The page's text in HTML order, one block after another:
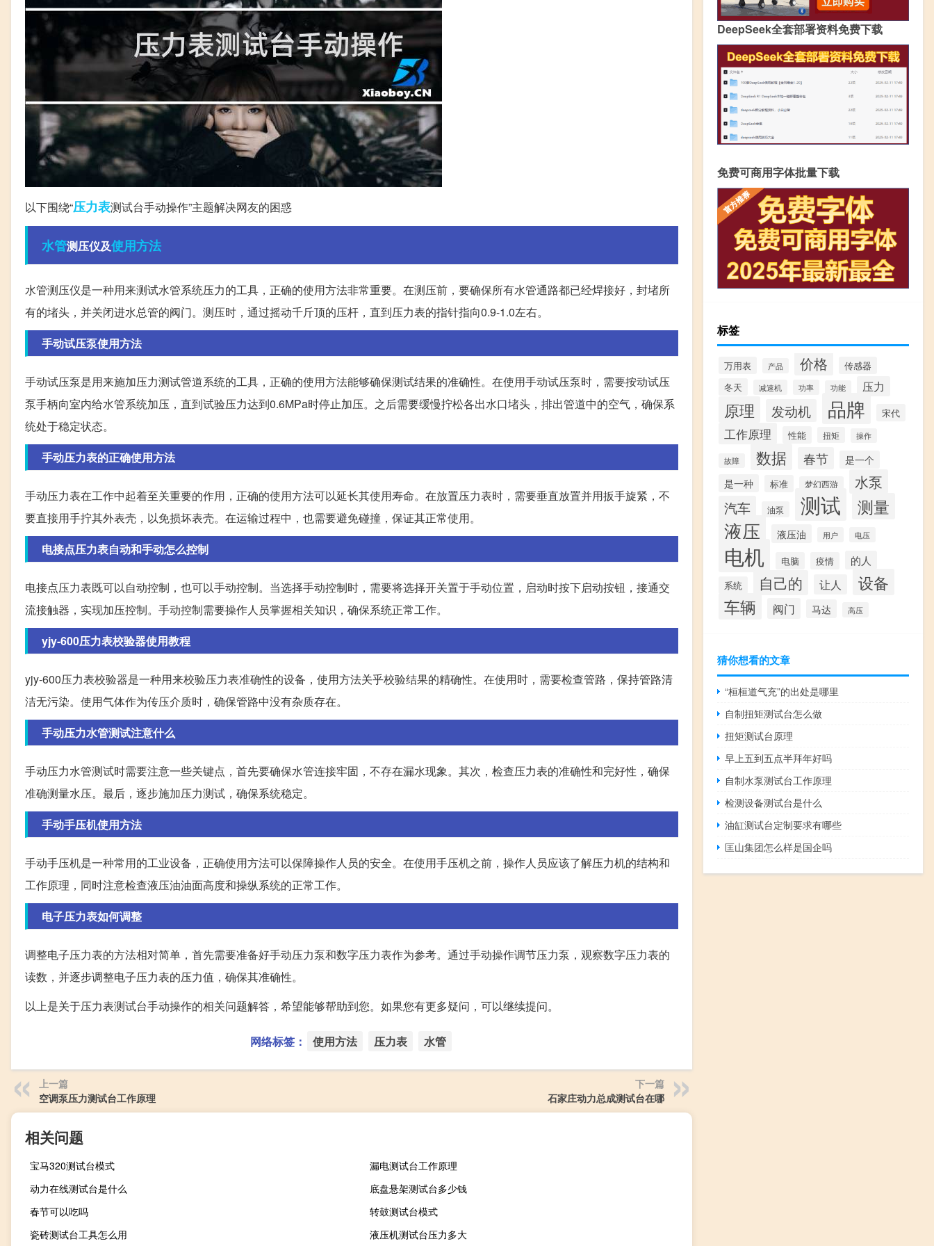
以下围绕“压力表测试台手动操作”主题解决网友的困惑
水管测压仪及使用方法
水管测压仪是一种用来测试水管系统压力的工具，正确的使用方法非常重要。在测压前，要确保所有水管通路都已经焊接好，封堵所
有的堵头，并关闭进水总管的阀门。测压时，通过摇动千斤顶的压杆，直到压力表的指针指向0.9-1.0左右。
手动试压泵使用方法
手动试压泵是用来施加压力测试管道系统的工具，正确的使用方法能够确保测试结果的准确性。在使用手动试压泵时，需要按动试压
泵手柄向室内给水管系统加压，直到试验压力达到0.6MPa时停止加压。之后需要缓慢拧松各出水口堵头，排出管道中的空气，确保系
统处于稳定状态。
手动压力表的正确使用方法
手动压力表在工作中起着至关重要的作用，正确的使用方法可以延长其使用寿命。在放置压力表时，需要垂直放置并用扳手旋紧，不
要直接用手拧其外表壳，以免损坏表壳。在运输过程中，也需要避免碰撞，保证其正常使用。
电接点压力表自动和手动怎么控制
电接点压力表既可以自动控制，也可以手动控制。当选择手动控制时，需要将选择开关置于手动位置，启动时按下启动按钮，接通交
流接触器，实现加压控制。手动控制需要操作人员掌握相关知识，确保系统正常工作。
yjy-600压力表校验器使用教程
yjy-600压力表校验器是一种用来校验压力表准确性的设备，使用方法关乎校验结果的精确性。在使用时，需要检查管路，保持管路清
洁无污染。使用气体作为传压介质时，确保管路中没有杂质存在。
手动压力水管测试注意什么
手动压力水管测试时需要注意一些关键点，首先要确保水管连接牢固，不存在漏水现象。其次，检查压力表的准确性和完好性，确保
准确测量水压。最后，逐步施加压力测试，确保系统稳定。
手动手压机使用方法
手动手压机是一种常用的工业设备，正确使用方法可以保障操作人员的安全。在使用手压机之前，操作人员应该了解压力机的结构和
工作原理，同时注意检查液压油油面高度和操纵系统的正常工作。
电子压力表如何调整
调整电子压力表的方法相对简单，首先需要准备好手动压力泵和数字压力表作为参考。通过手动操作调节压力泵，观察数字压力表的
读数，并逐步调整电子压力表的压力值，确保其准确性。
以上是关于压力表测试台手动操作的相关问题解答，希望能够帮助到您。如果您有更多疑问，可以继续提问。
网络标签： 使用方法 压力表 水管
上一篇
空调泵压力测试台工作原理
下一篇
石家庄动力总成测试台在哪
相关问题
宝马320测试台模式
漏电测试台工作原理
动力在线测试台是什么
底盘悬架测试台多少钱
春节可以吃吗
转鼓测试台模式
瓷砖测试台工具怎么用
液压机测试台压力多大
DeepSeek全套部署资料免费下载
免费可商用字体批量下载
标签
万用表 产品 价格
传感器
冬天
减速机 功率 功能 压力
原理 发动机 品牌 宋代
工作原理 性能 扭矩 操作
故障 数据 春节
是一个
是一种
标准 梦幻西游 水泵
汽车 油泵 测试 测量
液压 液压油 用户 电压
电机 电脑 疫情 的人
系统 自己的 让人
设备
车辆
阀门 马达 高压
猜你想看的文章
“桓桓道气充”的出处是哪里
自制扭矩测试台怎么做
扭矩测试台原理
早上五到五点半拜年好吗
自制水泵测试台工作原理
检测设备测试台是什么
油缸测试台定制要求有哪些
匡山集团怎么样是国企吗